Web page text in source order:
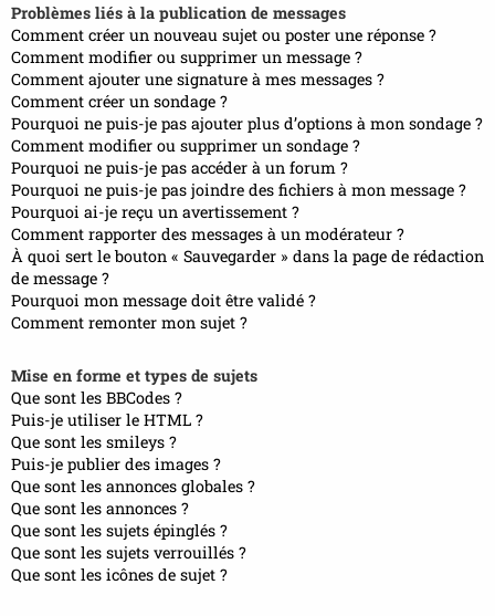
Problèmes liés à la publication de messages
Comment créer un nouveau sujet ou poster une réponse ?
Comment modifier ou supprimer un message ?
Comment ajouter une signature à mes messages ?
Comment créer un sondage ?
Pourquoi ne puis-je pas ajouter plus d’options à mon sondage ?
Comment modifier ou supprimer un sondage ?
Pourquoi ne puis-je pas accéder à un forum ?
Pourquoi ne puis-je pas joindre des fichiers à mon message ?
Pourquoi ai-je reçu un avertissement ?
Comment rapporter des messages à un modérateur ?
À quoi sert le bouton « Sauvegarder » dans la page de rédaction
de message ?
Pourquoi mon message doit être validé ?
Comment remonter mon sujet ?
Mise en forme et types de sujets
Que sont les BBCodes ?
Puis-je utiliser le HTML ?
Que sont les smileys ?
Puis-je publier des images ?
Que sont les annonces globales ?
Que sont les annonces ?
Que sont les sujets épinglés ?
Que sont les sujets verrouillés ?
Que sont les icônes de sujet ?